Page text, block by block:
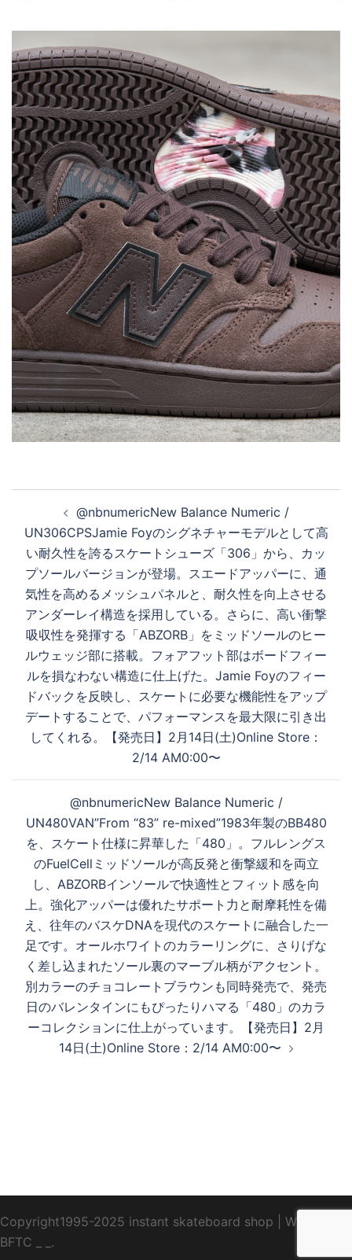
ナ
ビ
ゲ
ー
シ
ョ
ン
@nbnumericNew Balance Numeric /
UN306CPSJamie Foyのシグネチャーモデルとして高
い耐久性を誇るスケートシューズ「306」から、カッ
プソールバージョンが登場。スエードアッパーに、通
気性を高めるメッシュパネルと、耐久性を向上させる
アンダーレイ構造を採用している。さらに、高い衝撃
吸収性を発揮する「ABZORB」をミッドソールのヒー
ルウェッジ部に搭載。フォアフット部はボードフィー
ルを損なわない構造に仕上げた。Jamie Foyのフィー
ドバックを反映し、スケートに必要な機能性をアップ
デートすることで、パフォーマンスを最大限に引き出
してくれる。【発売日】2月14日(土)Online Store：
2/14 AM0:00〜
@nbnumericNew Balance Numeric /
UN480VAN”From “83” re-mixed”1983年製のBB480
を、スケート仕様に昇華した「480」。フルレングス
のFuelCellミッドソールが高反発と衝撃緩和を両立
し、ABZORBインソールで快適性とフィット感を向
上。強化アッパーは優れたサポート力と耐摩耗性を備
え、往年のバスケDNAを現代のスケートに融合した一
足です。オールホワイトのカラーリングに、さりげな
く差し込まれたソール裏のマーブル柄がアクセント。
別カラーのチョコレートブラウンも同時発売で、発売
日のバレンタインにもぴったりハマる「480」のカラ
ーコレクションに仕上がっています。【発売日】2月
14日(土)Online Store：2/14 AM0:00〜
Copyright1995-2025 instant skateboard shop
WebDesign
BFTC _ _.